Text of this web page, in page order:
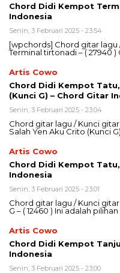
Chord Didi Kempot
Indonesia
Senin, 3 Februari 2025 - 23:54
[wpchords] Chord gitar
Terminal tirtonadi – ( 27940 )
Artis Cowo
Chord Didi Kempot
(Kunci G) – Chord Gitar
Senin, 3 Februari 2025 - 23:04
Chord gitar lagu / Kunci
Salah Yen Aku Crito (Kunci G)
Artis Cowo
Chord Didi Kempot
Indonesia
Senin, 3 Februari 2025 - 23:01
Chord gitar lagu / Kunci
G – ( 12460 ) Ini adalah
Artis Cowo
Chord Didi Kempot
Indonesia
Senin, 3 Februari 2025 - 23:00